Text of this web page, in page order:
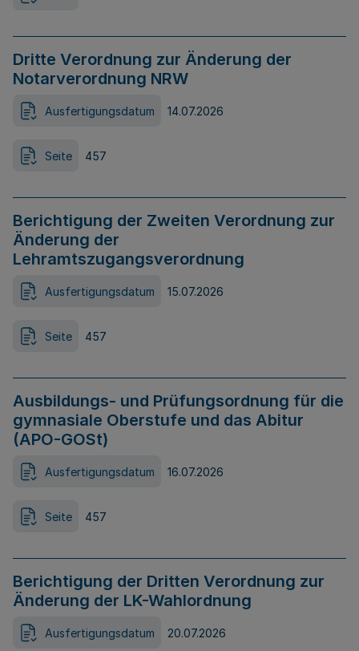
Dritte Verordnung zur Änderung der
Notarverordnung NRW
Ausfertigungsdatum 14.07.2026
Seite 457
Berichtigung der Zweiten Verordnung zur
Änderung der
Lehramtszugangsverordnung
Ausfertigungsdatum 15.07.2026
Seite 457
Ausbildungs- und Prüfungsordnung für die
gymnasiale Oberstufe und das Abitur
(APO-GOSt)
Ausfertigungsdatum 16.07.2026
Seite 457
Berichtigung der Dritten Verordnung zur
Änderung der LK-Wahlordnung
Ausfertigungsdatum 20.07.2026